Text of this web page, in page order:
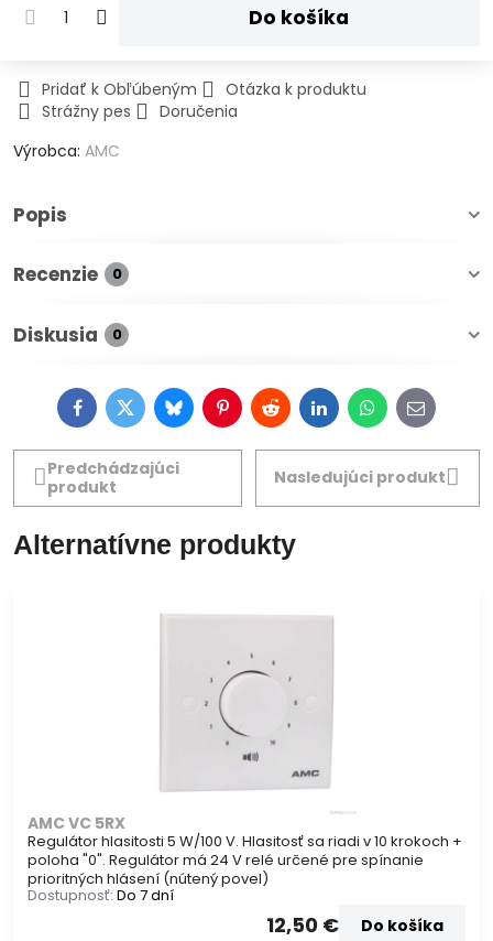
Do košíka
Pridať k Obľúbeným
Otázka k produktu
Strážny pes
Doručenia
Výrobca: AMC
Popis
Recenzie 0
Diskusia 0
FacebookTwitterBlueskyPinterestRedditLinkedInWhatsApp
E-
mail
Predchádzajúci
produkt
Nasledujúci produkt
Alternatívne produkty
AMC VC 5RX
Regulátor hlasitosti 5 W/100 V. Hlasitosť sa riadi v 10 krokoch +
poloha "0". Regulátor má 24 V relé určené pre spínanie
prioritných hlásení (nútený povel)
Dostupnosť: Do 7 dní
12,50 € Do košíka